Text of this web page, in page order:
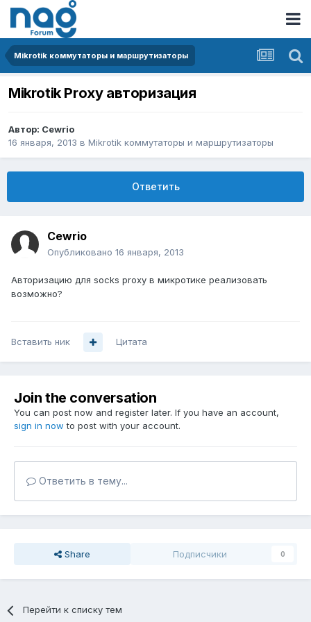
Mikrotik коммутаторы и маршрутизаторы
Mikrotik Proxy авторизация
Автор: Cewrio
16 января, 2013 в Mikrotik коммутаторы и маршрутизаторы
Ответить
Cewrio
Опубликовано 16 января, 2013
Авторизацию для socks proxy в микротике реализовать
возможно?
Вставить ник Цитата
Join the conversation
You can post now and register later. If you have an account,
sign in now to post with your account.
Ответить в тему...
Share Подписчики 0
Перейти к списку тем